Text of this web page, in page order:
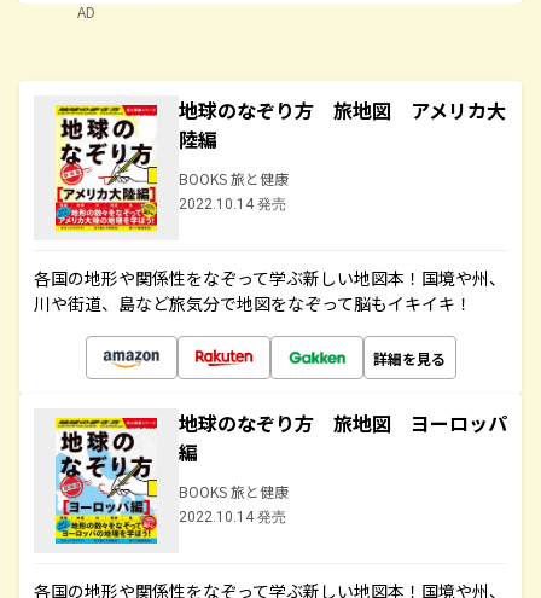
AD
地球のなぞり方 旅地図 アメリカ大
陸編
BOOKS 旅と健康
2022.10.14 発売
各国の地形や関係性をなぞって学ぶ新しい地図本！国境や州、
川や街道、島など旅気分で地図をなぞって脳もイキイキ！
詳細を見る
地球のなぞり方 旅地図 ヨーロッパ
編
BOOKS 旅と健康
2022.10.14 発売
各国の地形や関係性をなぞって学ぶ新しい地図本！国境や州、